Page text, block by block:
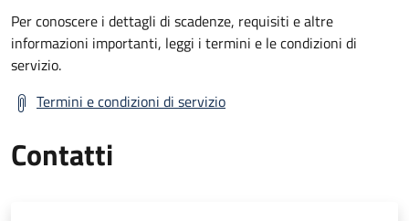
Per conoscere i dettagli di scadenze, requisiti e altre
informazioni importanti, leggi i termini e le condizioni di
servizio.
Termini e condizioni di servizio
Contatti